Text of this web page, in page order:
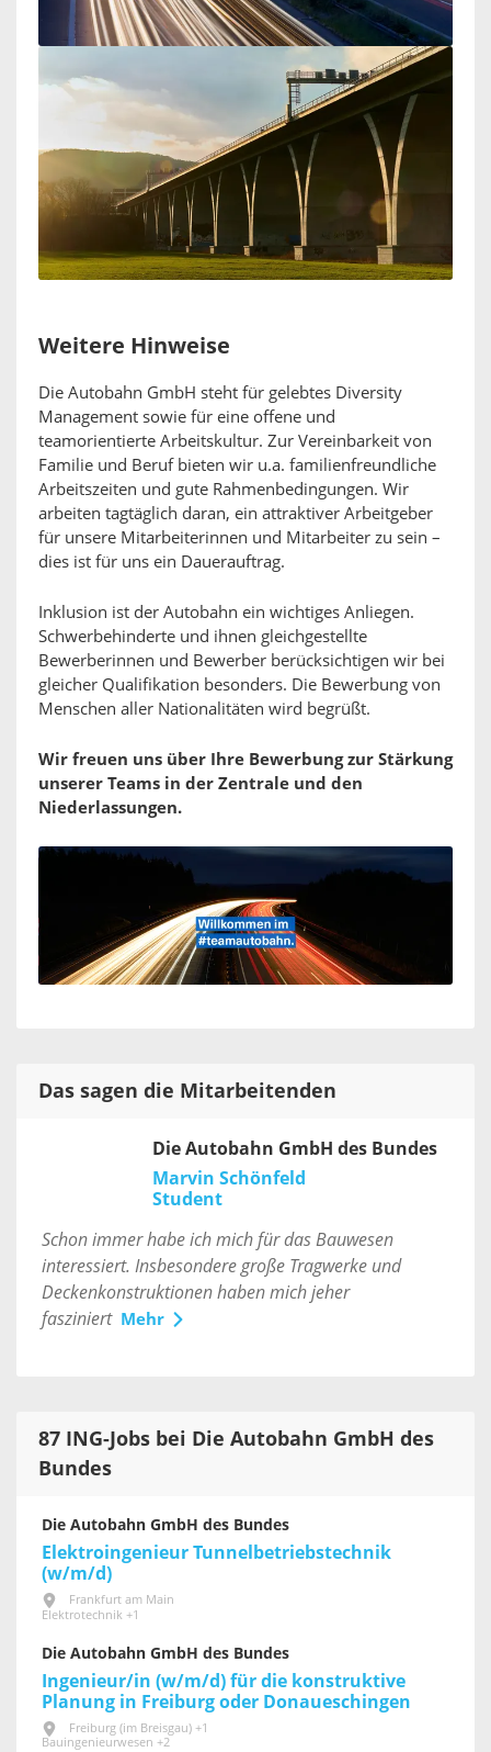
Weitere Hinweise
Die Autobahn GmbH steht für gelebtes Diversity
Management sowie für eine offene und
teamorientierte Arbeitskultur. Zur Vereinbarkeit von
Familie und Beruf bieten wir u.a. familienfreundliche
Arbeitszeiten und gute Rahmenbedingungen. Wir
arbeiten tagtäglich daran, ein attraktiver Arbeitgeber
für unsere Mitarbeiterinnen und Mitarbeiter zu sein –
dies ist für uns ein Dauerauftrag.
Inklusion ist der Autobahn ein wichtiges Anliegen.
Schwerbehinderte und ihnen gleichgestellte
Bewerberinnen und Bewerber berücksichtigen wir bei
gleicher Qualifikation besonders. Die Bewerbung von
Menschen aller Nationalitäten wird begrüßt.
Wir freuen uns über Ihre Bewerbung zur Stärkung
unserer Teams in der Zentrale und den
Niederlassungen.
Das sagen die Mitarbeitenden
Die Autobahn GmbH des Bundes
Marvin Schönfeld
Student
Schon immer habe ich mich für das Bauwesen
interessiert. Insbesondere große Tragwerke und
Deckenkonstruktionen haben mich jeher
fasziniert Mehr
87 ING-Jobs bei Die Autobahn GmbH des
Bundes
Die Autobahn GmbH des Bundes
Elektroingenieur Tunnelbetriebstechnik
(w/m/d)
Frankfurt am Main
Elektrotechnik +1
Die Autobahn GmbH des Bundes
Ingenieur/in (w/m/d) für die konstruktive
Planung in Freiburg oder Donaueschingen
Freiburg (im Breisgau) +1
Bauingenieurwesen +2